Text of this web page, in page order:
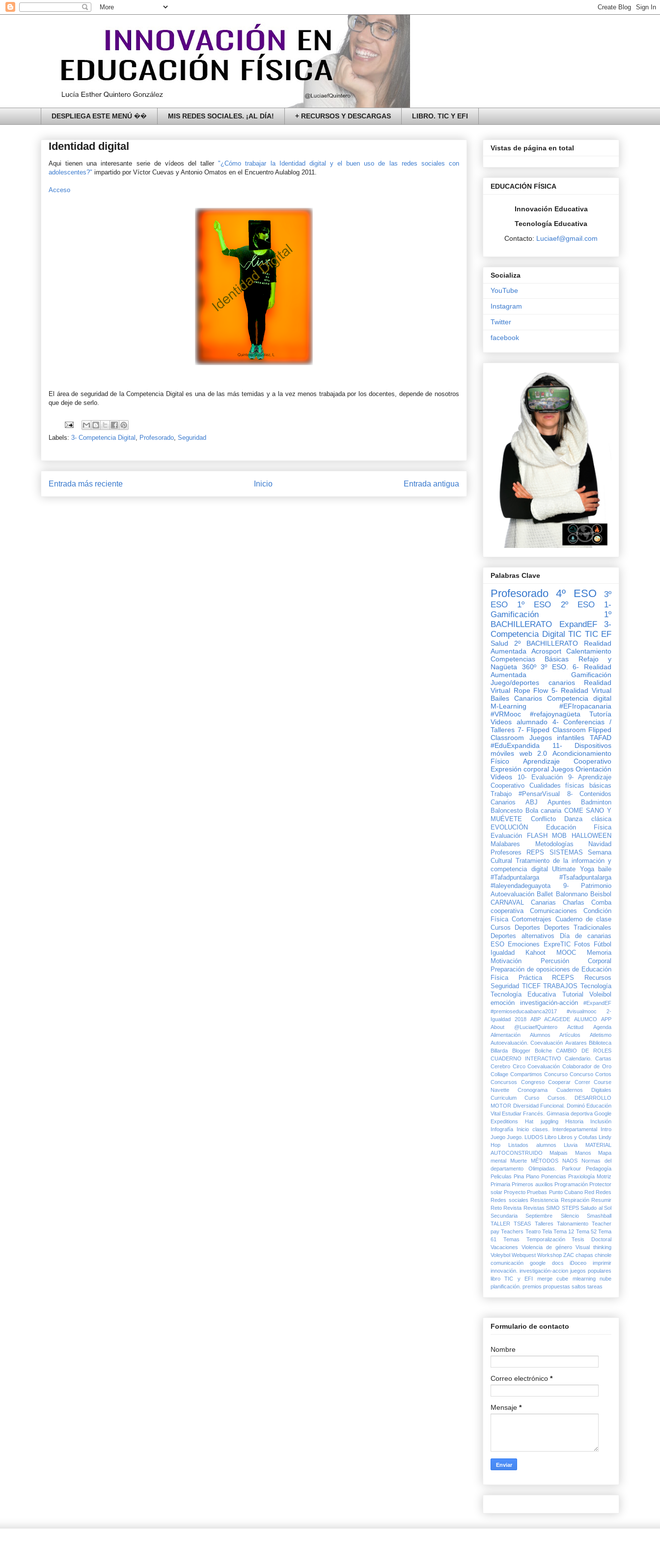
DESPLIEGA ESTE MENÚ �� MIS REDES SOCIALES. ¡AL DÍA! + RECURSOS Y DESCARGAS LIBRO. TIC Y EFI
Identidad digital
Aqui tienen una interesante serie de vídeos del taller"¿Cómo trabajar la Identidad digital y el buen uso de las redes sociales con
adolescentes?" impartido por Víctor Cuevas y Antonio Omatos en el Encuentro Aulablog 2011.
Acceso
El área de seguridad de la Competencia Digital es una de las más temidas y a la vez menos trabajada por los docentes, depende de nosotros
que deje de serlo.
Labels: 3- Competencia Digital Profesorado Seguridad
Entrada más reciente Entrada antigua
Inicio
Vistas de página en total
EDUCACIÓN FÍSICA
Innovación Educativa
Tecnología Educativa
Contacto: Luciaef@gmail.com
Socializa
YouTube
Instagram
Twitter
facebook
Palabras Clave
Profesorado 4º ESO
3º
ESO
1º ESO 2º ESO
1-
Gamificación
1º
BACHILLERATO
ExpandEF
3-
Competencia Digital TIC TIC EF
Salud 2º BACHILLERATO
Realidad
Aumentada
Acrosport
Calentamiento
Competencias Básicas
Refajo y
Nagüeta
360º 3º ESO.
6- Realidad
Aumentada
Gamificación
Juego/deportes canarios
Realidad
Virtual Rope Flow 5- Realidad Virtual
Bailes Canarios
Competencia digital
M-Learning
#EFIropacanaria
#VRMooc
#refajoynagüeta
Tutoría
Videos
alumnado
4- Conferencias /
Talleres 7- Flipped Classroom Flipped
Classroom
Juegos infantiles
TAFAD
#EduExpandida
11- Dispositivos
móviles
web 2.0
Acondicionamiento
Físico
Aprendizaje Cooperativo
Expresión corporal Juegos Orientación
Vídeos
10- Evaluación
9- Aprendizaje
Cooperativo
Cualidades físicas básicas
Trabajo
#PensarVisual
8- Contenidos
Canarios
ABJ Apuntes
Badminton
Baloncesto Bola canaria COME SANO Y
MUÉVETE
Conflicto
Danza clásica
EVOLUCIÓN
Evaluación
FLASH MOB
HALLOWEEN
Malabares
Metodologías
Navidad
Profesores
REPS SISTEMAS
Semana
Cultural
Tratamiento de la información y
competencia digital
Ultimate Yoga
baile
#Tafadpuntalarga
#Tsafadpuntalarga
#laleyendadeguayota
9- Patrimonio
Autoevaluación Ballet Balonmano Beisbol
CARNAVAL
Canarias Charlas
Comba
cooperativa
Comunicaciones
Condición
Física Cortometrajes
Cuaderno de clase
Cursos
Deportes
Deportes Tradicionales
Deportes alternativos
Día de canarias
ESO
Emociones ExpreTIC Fotos
Fútbol
Igualdad
Kahoot MOOC
Memoria
Motivación
Percusión Corporal
Preparación de oposiciones de Educación
Física
Práctica RCEPS
Recursos
Seguridad
TICEF TRABAJOS
Tecnología
Tecnología Educativa
Tutorial
Voleibol
emoción
investigación-acción
#ExpandEF
#premioseducaabanca2017
#visualmooc
2-
Igualdad
2018 ABP ACAGEDE ALUMCO
APP
About @LuciaefQuintero
Actitud
Agenda
Alimentación
Alumnos Artículos
Atletismo
Autoevaluación. Coevaluación Avatares Biblioteca
Billarda
Blogger Boliche
CAMBIO DE ROLES
CUADERNO INTERACTIVO
Calendario.
Cartas
Cerebro Circo Coevaluación Colaborador de Oro
Collage Compartimos Concurso Concurso Cortos
Concursos
Congreso Cooperar Correr
Course
Navette
Cronograma
Cuadernos Digitales
Curriculum
Curso Cursos.
DESARROLLO
MOTOR Diversidad Funcional. Dominó Educación
Vital Estudiar Francés. Gimnasia deportiva Google
Expeditions
Hat juggling Historia
Inclusión
Infografía
Inicio clases. Interdepartamental
Intro
Juego Juego. LUDOS Libro Libros y Cotufas
Lindy
Hop
Listados alumnos Lluvia
MATERIAL
AUTOCONSTRUIDO
Malpais Manos
Mapa
mental
Muerte MÉTODOS NAOS
Normas del
departamento
Olimpiadas. Parkour
Pedagogía
Peliculas Pina Plano Ponencias Praxiología Motriz
Primaria Primeros auxilios Programación Protector
solar Proyecto Pruebas Punto Cubano Red Redes
Redes sociales Resistencia Respiración Resumir
Reto Revista Revistas SIMO STEPS Saludo al Sol
Secundaria
Septiembre Silencio
Smashball
TALLER
TSEAS Talleres Talonamiento
Teacher
pay Teachers Teatro Tela Tema 12 Tema 52 Tema
61
Temas Temporalización
Tesis Doctoral
Vacaciones
Violencia de género Visual thinking
Voleybol Webquest Workshop ZAC chapas chinole
comunicación
google docs iDoceo
imprimir
innovación. investigación-accion juegos populares
libro TIC y EFI
merge cube mlearning
nube
planificación. premios propuestas saltos tareas
Formulario de contacto
Nombre
Correo electrónico *
Mensaje *